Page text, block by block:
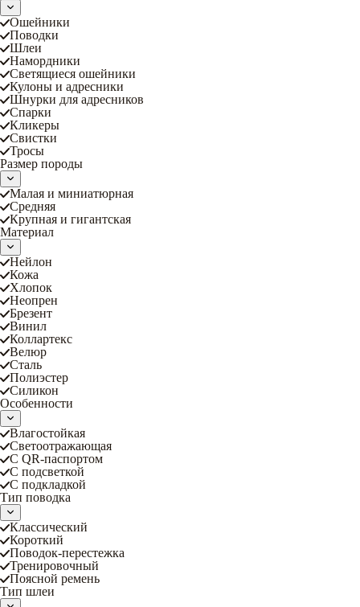
Ошейники
Поводки
Шлеи
Намордники
Светящиеся ошейники
Кулоны и адресники
Шнурки для адресников
Спарки
Кликеры
Свистки
Тросы
Размер породы
Малая и миниатюрная
Средняя
Крупная и гигантская
Материал
Нейлон
Кожа
Хлопок
Неопрен
Брезент
Винил
Коллартекс
Велюр
Сталь
Полиэстер
Силикон
Особенности
Влагостойкая
Светоотражающая
С QR-паспортом
С подсветкой
С подкладкой
Тип поводка
Классический
Короткий
Поводок-перестежка
Тренировочный
Поясной ремень
Тип шлеи